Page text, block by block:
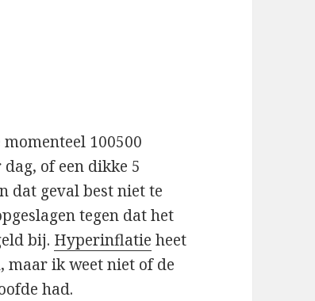
100500
of een dikke 5
dat geval best niet te
tegen dat het
bij. Hyperinflatie heet
maar ik weet niet of de
had.